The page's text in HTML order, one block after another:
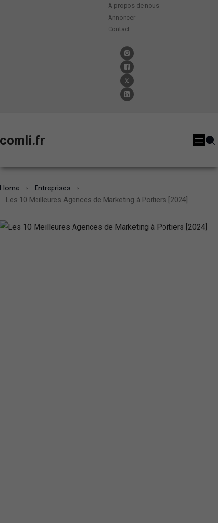
A propos de nous
Annoncer
Contact
comli.fr
Home
Entreprises
Les 10 Meilleures Agences de Marketing à Poitiers [2024]